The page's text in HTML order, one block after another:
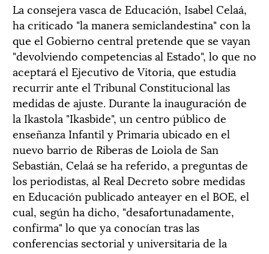
La consejera vasca de Educación, Isabel Celaá,
ha criticado "la manera semiclandestina" con la
que el Gobierno central pretende que se vayan
"devolviendo competencias al Estado", lo que no
aceptará el Ejecutivo de Vitoria, que estudia
recurrir ante el Tribunal Constitucional las
medidas de ajuste. Durante la inauguración de
la Ikastola "Ikasbide", un centro público de
enseñanza Infantil y Primaria ubicado en el
nuevo barrio de Riberas de Loiola de San
Sebastián, Celaá se ha referido, a preguntas de
los periodistas, al Real Decreto sobre medidas
en Educación publicado anteayer en el BOE, el
cual, según ha dicho, "desafortunadamente,
confirma" lo que ya conocían tras las
conferencias sectorial y universitaria de la